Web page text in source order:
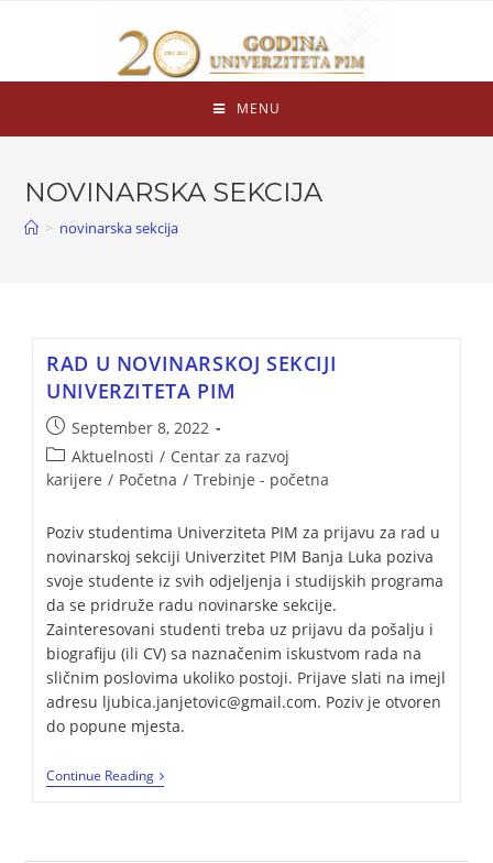
MENU
NOVINARSKA SEKCIJA
> novinarska sekcija
RAD U NOVINARSKOJ SEKCIJI
UNIVERZITETA PIM
September 8, 2022
Aktuelnosti / Centar za razvoj
karijere / Početna / Trebinje - početna
Poziv studentima Univerziteta PIM za prijavu za rad u
novinarskoj sekciji Univerzitet PIM Banja Luka poziva
svoje studente iz svih odjeljenja i studijskih programa
da se pridruže radu novinarske sekcije.
Zainteresovani studenti treba uz prijavu da pošalju i
biografiju (ili CV) sa naznačenim iskustvom rada na
sličnim poslovima ukoliko postoji. Prijave slati na imejl
adresu ljubica.janjetovic@gmail.com. Poziv je otvoren
do popune mjesta.
Continue Reading